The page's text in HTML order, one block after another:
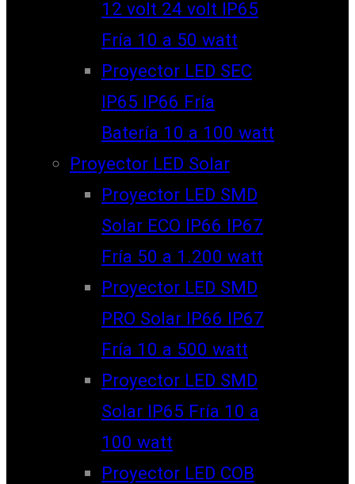
12 volt 24 volt IP65
Fría 10 a 50 watt
Proyector LED SEC
IP65 IP66 Fría
Batería 10 a 100 watt
Proyector LED Solar
Proyector LED SMD
Solar ECO IP66 IP67
Fría 50 a 1.200 watt
Proyector LED SMD
PRO Solar IP66 IP67
Fría 10 a 500 watt
Proyector LED SMD
Solar IP65 Fría 10 a
100 watt
Proyector LED COB